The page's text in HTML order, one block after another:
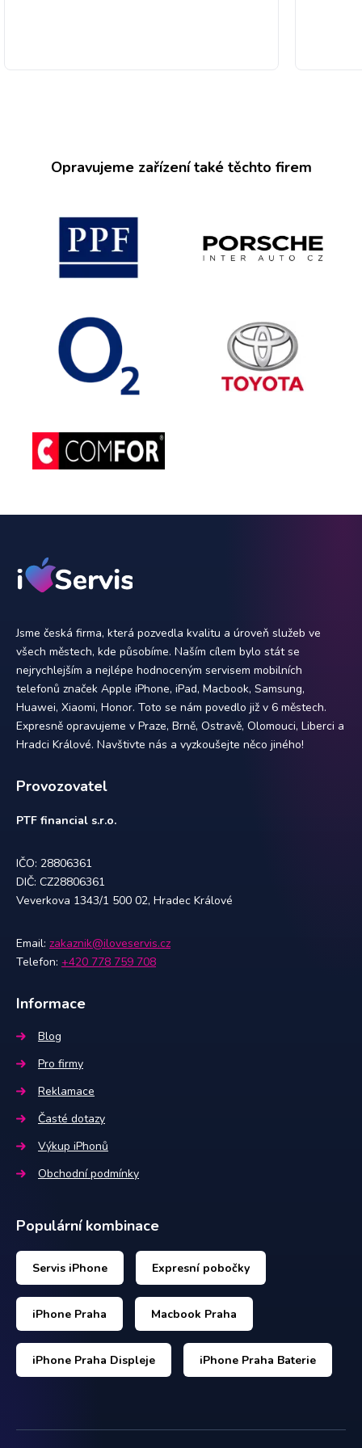
Opravujeme zařízení také těchto firem
Jsme česká firma, která pozvedla kvalitu a úroveň služeb ve
všech městech, kde působíme. Naším cílem bylo stát se
nejrychlejším a nejlépe hodnoceným servisem mobilních
telefonů značek Apple iPhone, iPad, Macbook, Samsung,
Huawei, Xiaomi, Honor. Toto se nám povedlo již v 6 městech.
Expresně opravujeme v Praze, Brně, Ostravě, Olomouci, Liberci a
Hradci Králové. Navštivte nás a vyzkoušejte něco jiného!
Provozovatel
PTF financial s.r.o.
IČO: 28806361
DIČ: CZ28806361
Veverkova 1343/1 500 02, Hradec Králové
Email: zakaznik@iloveservis.cz
Telefon: +420 778 759 708
Informace
Blog
Pro firmy
Reklamace
Časté dotazy
Výkup iPhonů
Obchodní podmínky
Populární kombinace
Servis iPhone Expresní pobočky
iPhone Praha Macbook Praha
iPhone Praha Displeje iPhone Praha Baterie